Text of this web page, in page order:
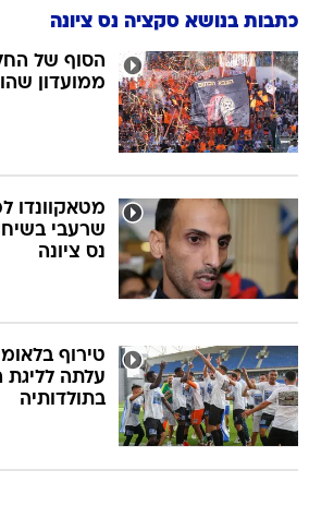
כתבות בנושא סקציה נס ציונה
הסוף של
ממועדון
מטאקוונדו
שרעבי
נס ציונה
טירוף
עלתה לליגת
בתולדותיה